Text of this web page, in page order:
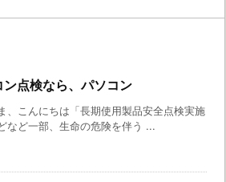
ン点検なら、パソコン
、こんにちは「長期使用製品安全点検実施
など一部、生命の危険を伴う ...